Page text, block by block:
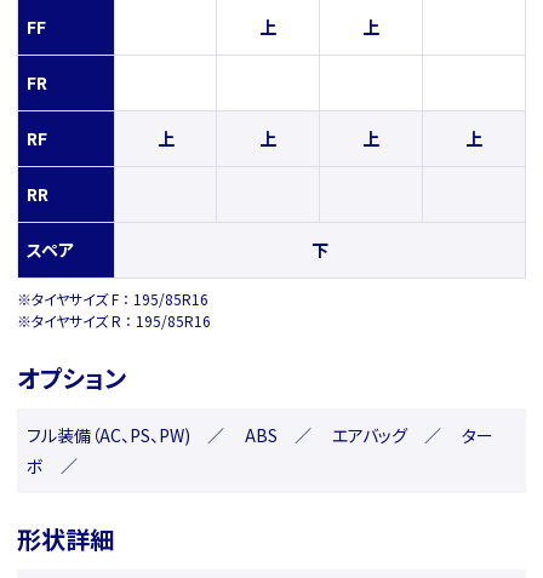
FF 上 上
FR
RF 上 上 上 上
RR
スペア 下
※タイヤサイズ F ： 195/85R16
※タイヤサイズ R ： 195/85R16
オプション
フル装備（AC、PS、PW) ／ ABS ／ エアバッグ ／ ター
ボ ／
形状詳細